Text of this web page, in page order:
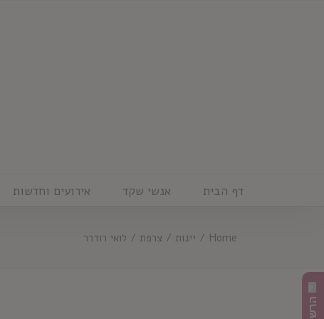
דף הבית אנשי שקד אירועים וחדשות
Home
/ יינות / צרפת / לואי רודרר